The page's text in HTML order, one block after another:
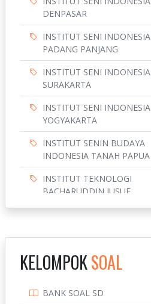
DENPASAR
INSTITUT SENI INDONESIA
PADANG PANJANG
INSTITUT SENI INDONESIA
SURAKARTA
INSTITUT SENI INDONESIA
YOGYAKARTA
INSTITUT SENIN BUDAYA
INDONESIA TANAH PAPUA
INSTITUT TEKNOLOGI
BACHARUDDIN JUSUF
BANDUNG
INSTITUT TEKNOLOGI
INSTITUT TEKNOLOGI
KELOMPOKSOAL
BANK SOAL SD